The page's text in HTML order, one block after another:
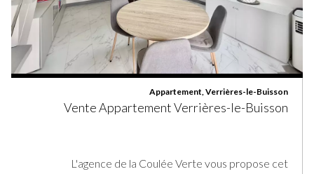
Appartement, Verrières-le-Buisson
Vente Appartement Verrières-le-Buisson
L'agence de la Coulée Verte vous propose cet